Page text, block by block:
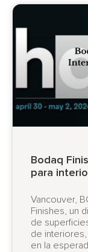
Bodaq
para
Vancouver,
Finishes, un
de
de
en la